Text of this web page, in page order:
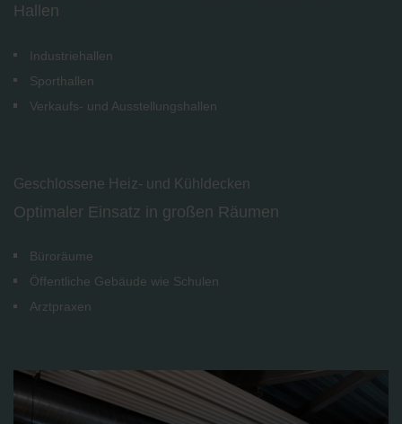
Hallen
Industriehallen
Sporthallen
Verkaufs- und Ausstellungshallen
Geschlossene Heiz- und Kühldecken
Optimaler Einsatz in großen Räumen
Büroräume
Öffentliche Gebäude wie Schulen
Arztpraxen